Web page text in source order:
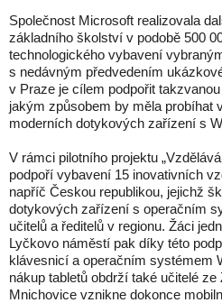
Společnost Microsoft realizovala
základního školství v podobě 500
technologického vybavení
s nedávným předvedením
v Praze je cílem podpořit
jakým způsobem by měla probíhat
moderních dotykových zařízení s
V rámci pilotního projektu
podpoří vybavení 15 inovativních
napříč Českou republikou, jejichž
dotykových zařízení s operačním
učitelů a ředitelů v regionu. Žáci
Lyčkovo náměstí pak díky této
klávesnicí a operačním systémem
nákup tabletů obdrží také učitelé
Mnichovice vznikne dokonce